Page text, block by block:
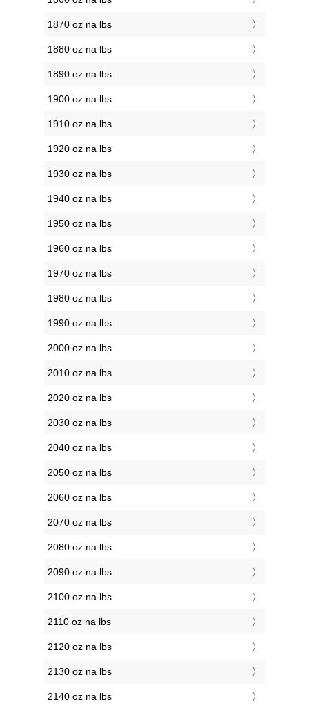
1870 oz na lbs
1880 oz na lbs
1890 oz na lbs
1900 oz na lbs
1910 oz na lbs
1920 oz na lbs
1930 oz na lbs
1940 oz na lbs
1950 oz na lbs
1960 oz na lbs
1970 oz na lbs
1980 oz na lbs
1990 oz na lbs
2000 oz na lbs
2010 oz na lbs
2020 oz na lbs
2030 oz na lbs
2040 oz na lbs
2050 oz na lbs
2060 oz na lbs
2070 oz na lbs
2080 oz na lbs
2090 oz na lbs
2100 oz na lbs
2110 oz na lbs
2120 oz na lbs
2130 oz na lbs
2140 oz na lbs